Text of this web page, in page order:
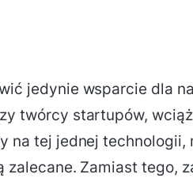
jedynie wsparcie dla
twórcy startupów,
na tej jednej technologii,
zalecane. Zamiast tego,